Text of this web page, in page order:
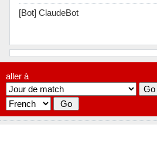
[Bot] ClaudeBot
aller à